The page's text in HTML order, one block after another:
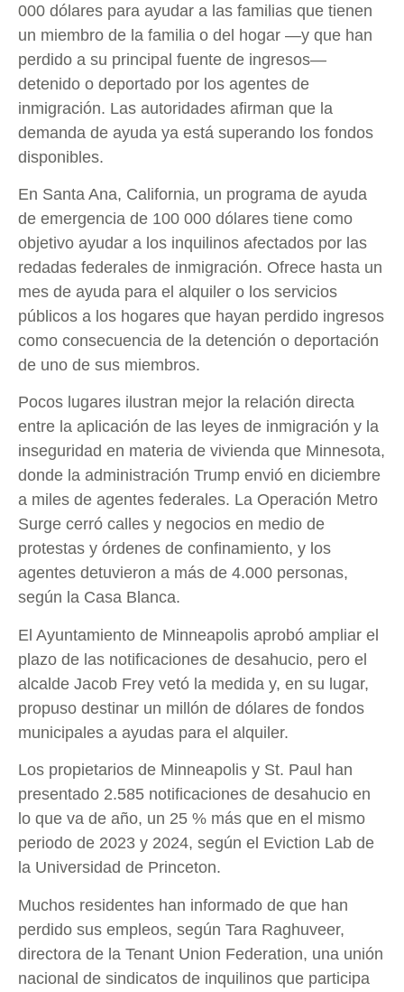
000 dólares para ayudar a las familias que tienen
un miembro de la familia o del hogar —y que han
perdido a su principal fuente de ingresos—
detenido o deportado por los agentes de
inmigración. Las autoridades afirman que la
demanda de ayuda ya está superando los fondos
disponibles.
En Santa Ana, California, un programa de ayuda
de emergencia de 100 000 dólares tiene como
objetivo ayudar a los inquilinos afectados por las
redadas federales de inmigración. Ofrece hasta un
mes de ayuda para el alquiler o los servicios
públicos a los hogares que hayan perdido ingresos
como consecuencia de la detención o deportación
de uno de sus miembros.
Pocos lugares ilustran mejor la relación directa
entre la aplicación de las leyes de inmigración y la
inseguridad en materia de vivienda que Minnesota,
donde la administración Trump envió en diciembre
a miles de agentes federales. La Operación Metro
Surge cerró calles y negocios en medio de
protestas y órdenes de confinamiento, y los
agentes detuvieron a más de 4.000 personas,
según la Casa Blanca.
El Ayuntamiento de Minneapolis aprobó ampliar el
plazo de las notificaciones de desahucio, pero el
alcalde Jacob Frey vetó la medida y, en su lugar,
propuso destinar un millón de dólares de fondos
municipales a ayudas para el alquiler.
Los propietarios de Minneapolis y St. Paul han
presentado 2.585 notificaciones de desahucio en
lo que va de año, un 25 % más que en el mismo
periodo de 2023 y 2024, según el Eviction Lab de
la Universidad de Princeton.
Muchos residentes han informado de que han
perdido sus empleos, según Tara Raghuveer,
directora de la Tenant Union Federation, una unión
nacional de sindicatos de inquilinos que participa